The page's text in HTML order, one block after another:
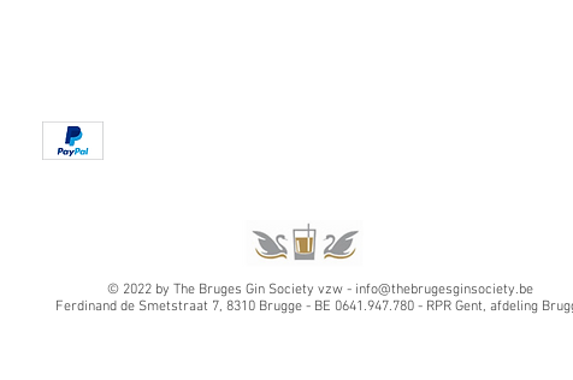
© 2022 by The Bruges Gin Society vzw - info@thebrugesginsociety.be
Ferdinand de Smetstraat 7, 8310 Brugge - BE 0641.947.780 - RPR Gent, afdeling